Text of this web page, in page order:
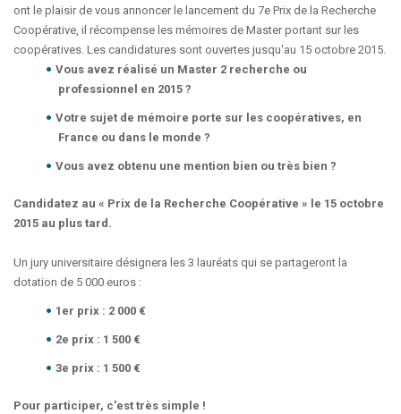
ont le plaisir de vous annoncer le lancement du 7e Prix de la Recherche
Coopérative, il récompense les mémoires de Master portant sur les
coopératives. Les candidatures sont ouvertes jusqu'au 15 octobre 2015.
Vous avez réalisé un Master 2 recherche ou
professionnel en 2015 ?
Votre sujet de mémoire porte sur les coopératives, en
France ou dans le monde ?
Vous avez obtenu une mention bien ou très bien ?
Candidatez au « Prix de la Recherche Coopérative » le 15 octobre
2015 au plus tard.
Un jury universitaire désignera les 3 lauréats qui se partageront la
dotation de 5 000 euros :
1er prix : 2 000 €
2e prix : 1 500 €
3e prix : 1 500 €
Pour participer, c'est très simple !